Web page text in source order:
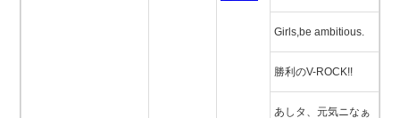
Girls,be ambitious.
勝利のV-ROCK!!
あしタ、元気ニなぁ